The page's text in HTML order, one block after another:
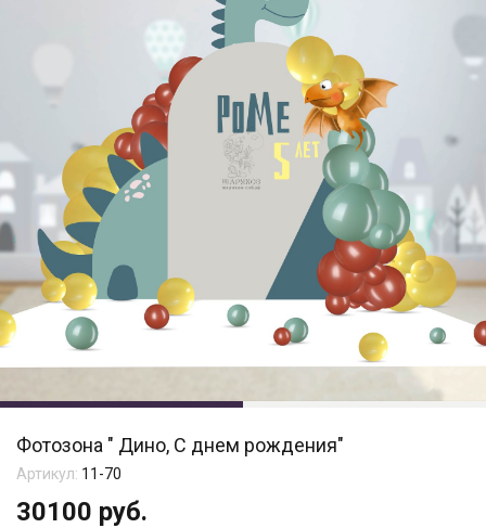
Фотозона " Дино, С днем рождения"
Артикул: 11-70
30100 руб.